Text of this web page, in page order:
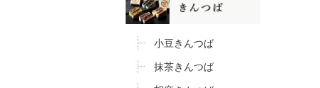
小豆きんつば
抹茶きんつば